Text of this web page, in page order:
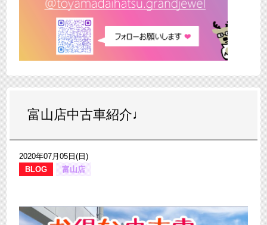
富山店中古車紹介♩
2020年07月05日(日)
BLOG
富山店